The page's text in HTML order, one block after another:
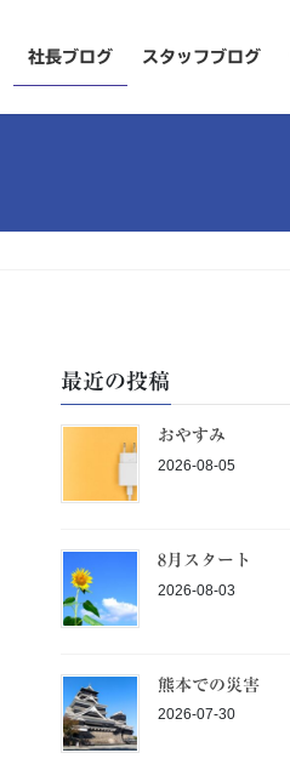
社長ブログ スタッフブログ
最近の投稿
おやすみ
2026-08-05
8月スタート
2026-08-03
熊本での災害
2026-07-30